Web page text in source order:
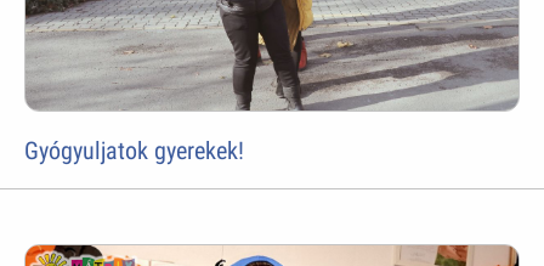
Gyógyuljatok gyerekek!